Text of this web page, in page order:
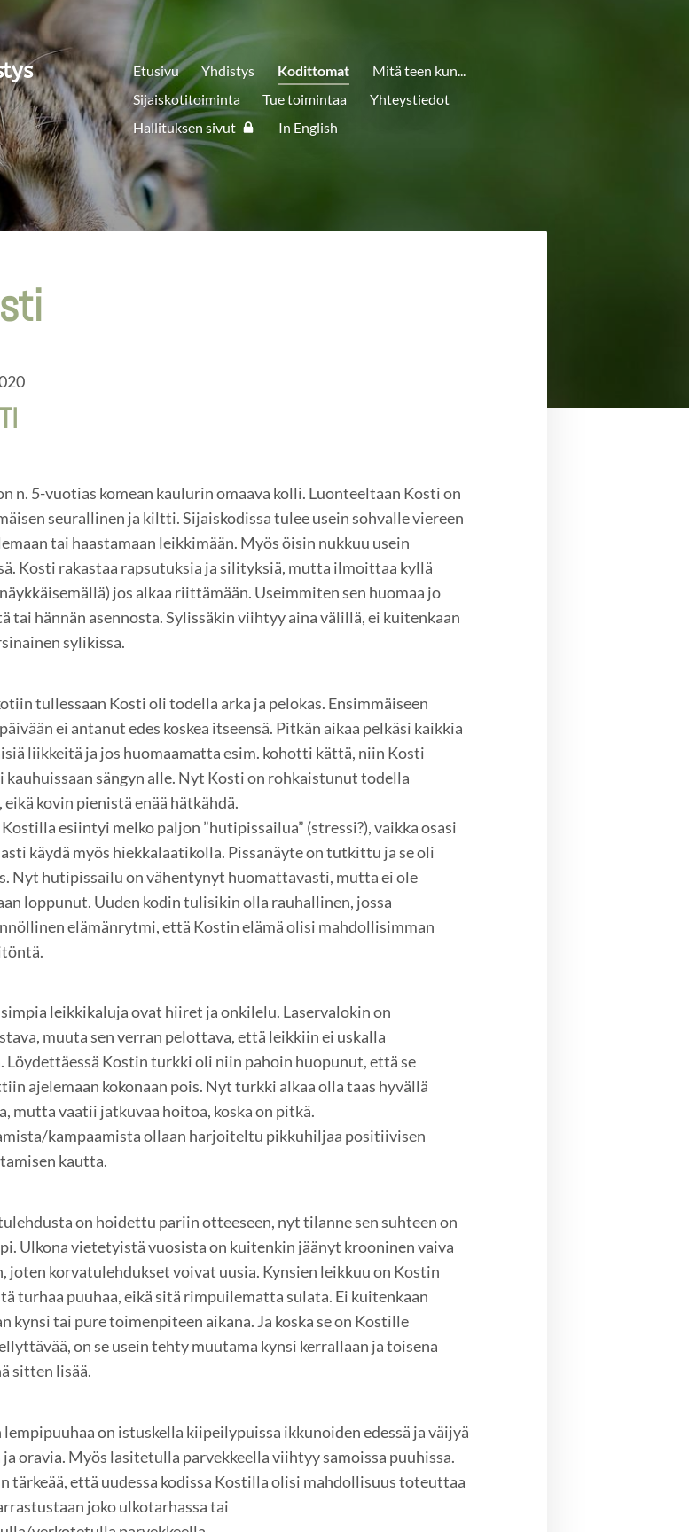
Etusivu Yhdistys Kodittomat
Mitä teen kun...
Sijaiskotitoiminta
Tue toimintaa
Yhteystiedot
Hallituksen sivut
In English
n. 5-vuotias komean kaulurin omaava kolli. Luonteeltaan Kosti on
seurallinen ja kiltti. Sijaiskodissa tulee usein sohvalle viereen
tai haastamaan leikkimään. Myös öisin nukkuu usein
Kosti rakastaa rapsutuksia ja silityksiä, mutta ilmoittaa kyllä
jos alkaa riittämään. Useimmiten sen huomaa jo
tai hännän asennosta. Sylissäkin viihtyy aina välillä, ei kuitenkaan
sylikissa.
tullessaan Kosti oli todella arka ja pelokas. Ensimmäiseen
ei antanut edes koskea itseensä. Pitkän aikaa pelkäsi kaikkia
liikkeitä ja jos huomaamatta esim. kohotti kättä, niin Kosti
kauhuissaan sängyn alle. Nyt Kosti on rohkaistunut todella
eikä kovin pienistä enää hätkähdä.
esiintyi melko paljon ”hutipissailua” (stressi?), vaikka osasi
käydä myös hiekkalaatikolla. Pissanäyte on tutkittu ja se oli
Nyt hutipissailu on vähentynyt huomattavasti, mutta ei ole
loppunut. Uuden kodin tulisikin olla rauhallinen, jossa
elämänrytmi, että Kostin elämä olisi mahdollisimman
leikkikaluja ovat hiiret ja onkilelu. Laservalokin on
muuta sen verran pelottava, että leikkiin ei uskalla
Löydettäessä Kostin turkki oli niin pahoin huopunut, että se
ajelemaan kokonaan pois. Nyt turkki alkaa olla taas hyvällä
mutta vaatii jatkuvaa hoitoa, koska on pitkä.
kampaamista ollaan harjoiteltu pikkuhiljaa positiivisen
kautta.
on hoidettu pariin otteeseen, nyt tilanne sen suhteen on
Ulkona vietetyistä vuosista on kuitenkin jäänyt krooninen vaiva
joten korvatulehdukset voivat uusia. Kynsien leikkuu on Kostin
turhaa puuhaa, eikä sitä rimpuilematta sulata. Ei kuitenkaan
kynsi tai pure toimenpiteen aikana. Ja koska se on Kostille
on se usein tehty muutama kynsi kerrallaan ja toisena
sitten lisää.
on istuskella kiipeilypuissa ikkunoiden edessä ja väijyä
oravia. Myös lasitetulla parvekkeella viihtyy samoissa puuhissa.
tärkeää, että uudessa kodissa Kostilla olisi mahdollisuus toteuttaa
joko ulkotarhassa tai